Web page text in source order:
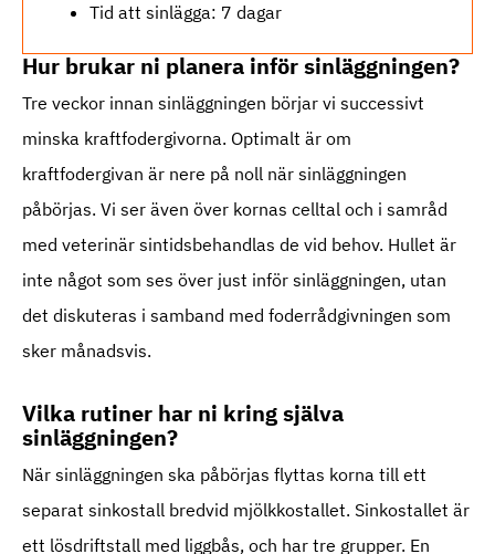
Tid att sinlägga: 7 dagar
Hur brukar ni planera inför sinläggningen?
Tre veckor innan sinläggningen börjar vi successivt
minska kraftfodergivorna. Optimalt är om
kraftfodergivan är nere på noll när sinläggningen
påbörjas. Vi ser även över kornas celltal och i samråd
med veterinär sintidsbehandlas de vid behov. Hullet är
inte något som ses över just inför sinläggningen, utan
det diskuteras i samband med foderrådgivningen som
sker månadsvis.
Vilka rutiner har ni kring själva
sinläggningen?
När sinläggningen ska påbörjas flyttas korna till ett
separat sinkostall bredvid mjölkkostallet. Sinkostallet är
ett lösdriftstall med liggbås, och har tre grupper. En